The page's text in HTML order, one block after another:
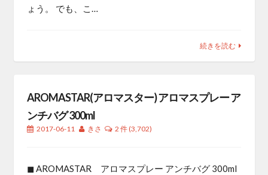
ょう。 でも、こ…
続きを読む
AROMASTAR(アロマスター) アロマスプレー ア
ンチバグ 300ml
2017-06-11 きさ 2 件(3,702)
◼︎ AROMASTAR アロマスプレー アンチバグ 300ml